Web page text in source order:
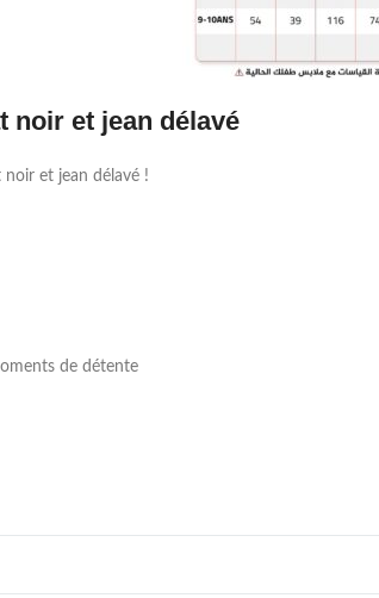
noir et jean délavé
et jean délavé !
de détente